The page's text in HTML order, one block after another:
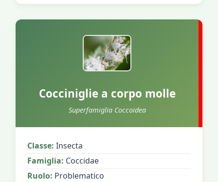
Cocciniglie a corpo molle
Superfamiglia Coccoidea
Classe: Insecta
Famiglia: Coccidae
Ruolo: Problematico